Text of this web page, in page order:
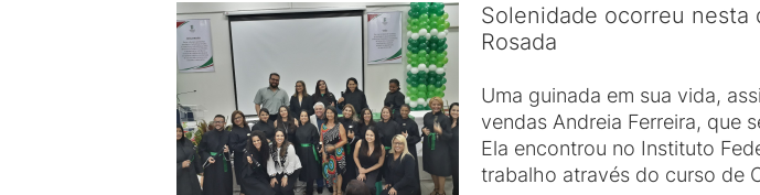
Solenidade ocorreu nesta
Rosada
Uma guinada em sua vida,
vendas Andreia Ferreira, que
Ela encontrou no Instituto
trabalho através do curso de